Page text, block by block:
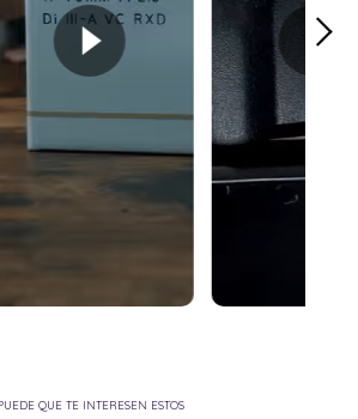
QUE TE INTERESEN ESTOS